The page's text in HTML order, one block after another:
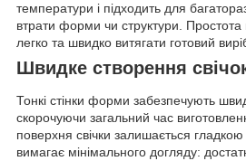
температури і підходить для
втрати форми чи структури. Простота
легко та швидко витягати готовий
Швидке створення
Тонкі стінки форми забезпечують
скорочуючи загальний час
поверхня свічки залишається
вимагає мінімального догляду: